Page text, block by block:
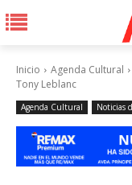
Inicio Agenda Cultural
Tony Leblanc
Agenda Cultural Noticias